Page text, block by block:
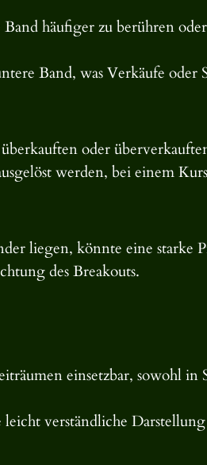
häufiger zu berühren
Band, was Verkäufe
oder
werden, bei einem
liegen, könnte eine starke
des Breakouts.
einsetzbar, sowohl
leicht verständliche